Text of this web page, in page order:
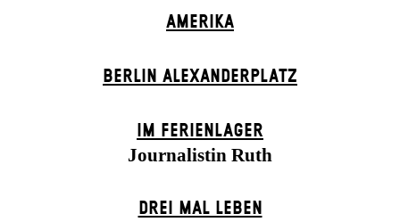
AMERIKA
BERLIN ALEXANDER­PLATZ
IM FERIEN­LAGER
Journalistin Ruth
DREI MAL LEBEN